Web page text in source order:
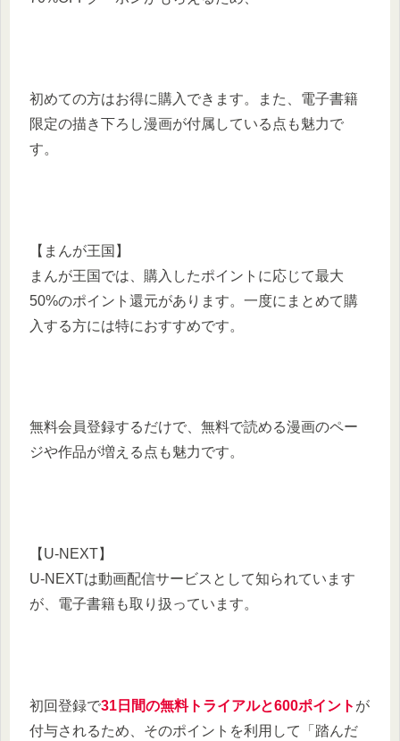
初めての方はお得に購入できます。​また、電子書籍
限定の描き下ろし漫画が付属している点も魅力で
す。 ​
【まんが王国】
まんが王国では、購入したポイントに応じて最大
50%のポイント還元があります。​一度にまとめて購
入する方には特におすすめです。​
無料会員登録するだけで、無料で読める漫画のペー
ジや作品が増える点も魅力です。​
【U-NEXT】
U-NEXTは動画配信サービスとして知られています
が、電子書籍も取り扱っています。
​初回登録で31日間の無料トライアルと600ポイント が
付与されるため、そのポイントを利用して「踏んだ